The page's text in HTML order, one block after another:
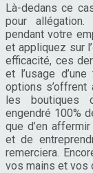
Là-dedans ce
pour
pendant votre
et appliquez sur
efficacité, ces
et l’usage
options s’offrent
les boutiques
engendré 100%
que d’en
et de
remerciera.
vos mains et vos